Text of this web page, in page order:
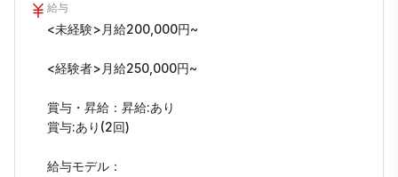
給与
<未経験>月給200,000円~
<経験者>月給250,000円~
賞与・昇給：昇給:あり
賞与:あり(2回)
給与モデル：